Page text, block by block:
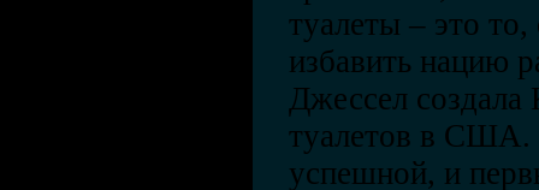
туалеты – это
избавить нацию
Джессел создала
туалетов в США.
успешной, и